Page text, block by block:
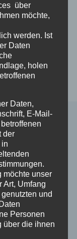
Facebook
über
möchte,
werden. Ist
Daten
holen
Daten,
E-Mail-
der
möchte unser
Art, Umfang
und
Personen
über die ihnen